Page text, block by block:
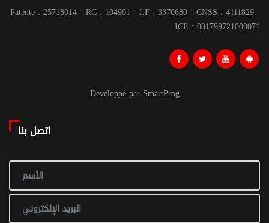
Patente : 25718014 - RC : 104901 - I.F : 3370680 - CNSS : 4111829 -
ICE : 001799721000071
Developpé par SmartProg
اتصل بنا